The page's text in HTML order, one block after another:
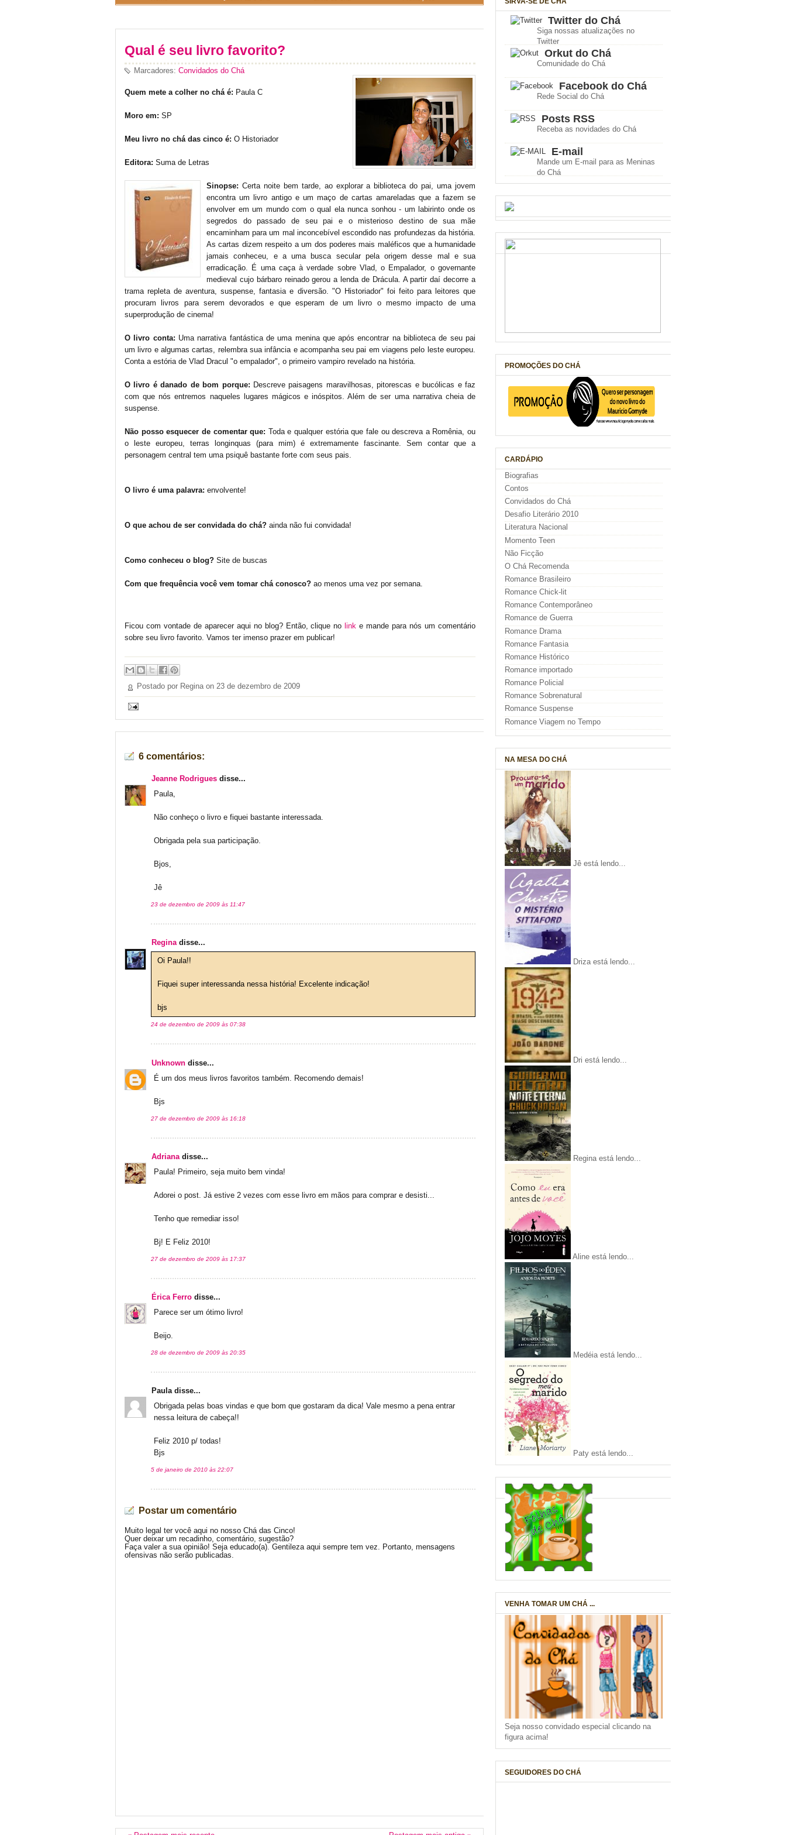
Qual é seu livro favorito?
Marcadores: Convidados do Chá
Quem mete a colher no chá é: Paula C
Moro em: SP
Meu livro no chá das cinco é: O Historiador
Editora: Suma de Letras
Sinopse: Certa noite bem tarde, ao explorar a biblioteca do pai, uma jovem
encontra um livro antigo e um maço de cartas amareladas que a fazem se
envolver em um mundo com o qual ela nunca sonhou - um labirinto onde os
segredos do passado de seu pai e o misterioso destino de sua mãe
encaminham para um mal inconcebível escondido nas profundezas da história.
As cartas dizem respeito a um dos poderes mais maléficos que a humanidade
jamais conheceu, e a uma busca secular pela origem desse mal e sua
erradicação. É uma caça à verdade sobre Vlad, o Empalador, o governante
medieval cujo bárbaro reinado gerou a lenda de Drácula. A partir daí decorre a
trama repleta de aventura, suspense, fantasia e diversão. "O Historiador" foi feito para leitores que
procuram livros para serem devorados e que esperam de um livro o mesmo impacto de uma
superprodução de cinema!
O livro conta: Uma narrativa fantástica de uma menina que após encontrar na biblioteca de seu pai
um livro e algumas cartas, relembra sua infância e acompanha seu pai em viagens pelo leste europeu.
Conta a estória de Vlad Dracul "o empalador", o primeiro vampiro revelado na história.
O livro é danado de bom porque: Descreve paisagens maravilhosas, pitorescas e bucólicas e faz
com que nós entremos naqueles lugares mágicos e inóspitos. Além de ser uma narrativa cheia de
suspense.
Não posso esquecer de comentar que: Toda e qualquer estória que fale ou descreva a Romênia, ou
o leste europeu, terras longinquas (para mim) é extremamente fascinante. Sem contar que a
personagem central tem uma psiquê bastante forte com seus pais.
O livro é uma palavra: envolvente!
O que achou de ser convidada do chá? ainda não fui convidada!
Como conheceu o blog? Site de buscas
Com que frequência você vem tomar chá conosco? ao menos uma vez por semana.
Ficou com vontade de aparecer aqui no blog? Então, clique no link e mande para nós um comentário
sobre seu livro favorito. Vamos ter imenso prazer em publicar!
Postado por Regina on 23 de dezembro de 2009
6 comentários:
Jeanne Rodrigues disse...
Paula,
Não conheço o livro e fiquei bastante interessada.
Obrigada pela sua participação.
Bjos,
Jê
23 de dezembro de 2009 às 11:47
Reginadisse...
Oi Paula!!
Fiquei super interessanda nessa história! Excelente indicação!
bjs
24 de dezembro de 2009 às 07:38
Unknown disse...
É um dos meus livros favoritos também. Recomendo demais!
Bjs
27 de dezembro de 2009 às 16:18
Adriana disse...
Paula! Primeiro, seja muito bem vinda!
Adorei o post. Já estive 2 vezes com esse livro em mãos para comprar e desisti...
Tenho que remediar isso!
Bj! E Feliz 2010!
27 de dezembro de 2009 às 17:37
Érica Ferro disse...
Parece ser um ótimo livro!
Beijo.
28 de dezembro de 2009 às 20:35
Paula disse...
Obrigada pelas boas vindas e que bom que gostaram da dica! Vale mesmo a pena entrar
nessa leitura de cabeça!!
Feliz 2010 p/ todas!
Bjs
5 de janeiro de 2010 às 22:07
Postar um comentário
Muito legal ter você aqui no nosso Chá das Cinco!
Quer deixar um recadinho, comentário, sugestão?
Faça valer a sua opinião! Seja educado(a). Gentileza aqui sempre tem vez. Portanto, mensagens
ofensivas não serão publicadas.
Twitter do Chá
Siga nossas atualizações no
Twitter
Orkut do Chá
Comunidade do Chá
Facebook do Chá
Rede Social do Chá
Posts RSS
Receba as novidades do Chá
E-mail
Mande um E-mail para as Meninas
do Chá
PROMOÇÕES DO CHÁ
CARDÁPIO
Biografias
Contos
Convidados do Chá
Desafio Literário 2010
Literatura Nacional
Momento Teen
Não Ficção
O Chá Recomenda
Romance Brasileiro
Romance Chick-lit
Romance Contemporâneo
Romance de Guerra
Romance Drama
Romance Fantasia
Romance Histórico
Romance importado
Romance Policial
Romance Sobrenatural
Romance Suspense
Romance Viagem no Tempo
NA MESA DO CHÁ
Jê está lendo...
Driza está lendo...
Dri está lendo...
Regina está lendo...
Aline está lendo...
Medéia está lendo...
Paty está lendo...
VENHA TOMAR UM CHÁ ...
Seja nosso convidado especial clicando na
figura acima!
SEGUIDORES DO CHÁ